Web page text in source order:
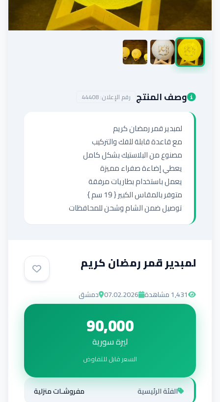
إضافة إعلان
وصف المنتج رقم الإعلان:44408
توصيل ضمن الشام وشحن للمحافظات
لمبدير قمر رمضان كريم
1,431مشاهدة 07.02.2026 دمشق
90,000
ليرة سورية
السعر قابل للتفاوض
الفئة الرئيسية مفروشـات منزلية